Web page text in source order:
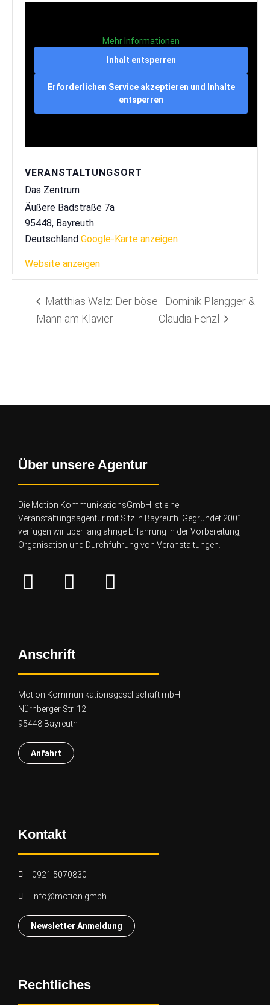
VERANSTALTUNGSORT
Das Zentrum
Äußere Badstraße 7a
95448, Bayreuth
Deutschland Google-Karte anzeigen
Website anzeigen
Mehr Informationen
Inhalt entsperren
Erforderlichen Service akzeptieren und Inhalte
entsperren
Matthias Walz: Der böse
Mann am Klavier
Dominik Plangger &
Claudia Fenzl
Über unsere Agentur
Die Motion KommunikationsGmbH ist eine
Veranstaltungsagentur mit Sitz in Bayreuth. Gegründet 2001
verfügen wir über langjährige Erfahrung in der Vorbereitung,
Organisation und Durchführung von Veranstaltungen.
Anschrift
Motion Kommunikationsgesellschaft mbH
Nürnberger Str. 12
95448 Bayreuth
Anfahrt
Kontakt
0921.5070830
info@motion.gmbh
Newsletter Anmeldung
Rechtliches